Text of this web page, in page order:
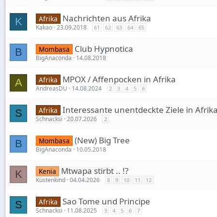
K Afrika Nachrichten aus Afrika
Kakao 23.09.2018 61 62 63 64 65
B Mombasa Club Hypnotica
BigAnaconda 14.08.2018
A Afrika MPOX / Affenpocken in Afrika
AndreasDU 14.08.2024 2 3 4 5 6
S Afrika Interessante unentdeckte Ziele in
Schnacksi 20.07.2026 2
B Mombasa (New) Big Tree
BigAnaconda 10.05.2018
K Kenia Mtwapa stirbt .. !?
Küstenkind 04.04.2026 8 9 10 11 12
S Afrika Sao Tome und Principe
Schnacksi 11.08.2025 3 4 5 6 7